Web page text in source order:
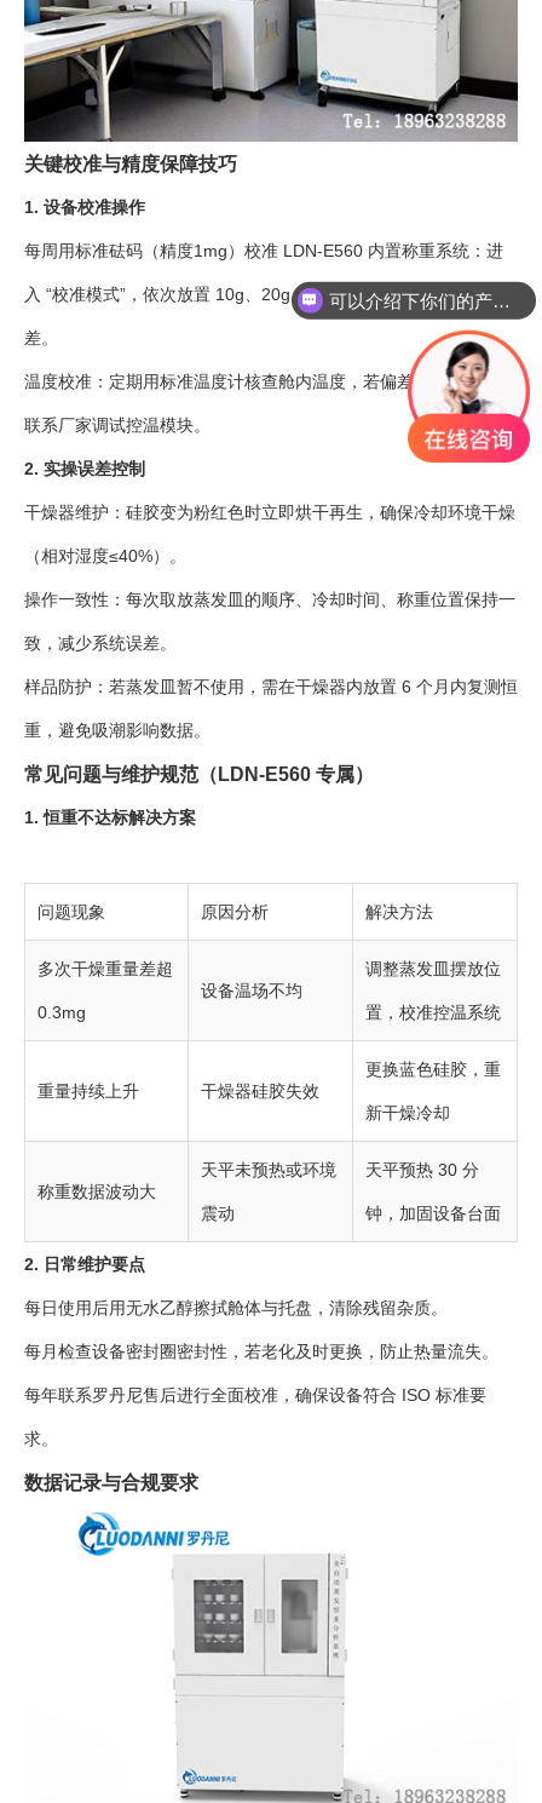
关键校准与精度保障技巧
1. 设备校准操作
每周用标准砝码（精度1mg）校准 LDN-E560 内置称重系统：进
入 “校准模式”，依次放置 10g、20g、50g 砝码，设备自动修正偏
差。
温度校准：定期用标准温度计核查舱内温度，若偏差超过 ±1℃，
联系厂家调试控温模块。
2. 实操误差控制
干燥器维护：硅胶变为粉红色时立即烘干再生，确保冷却环境干燥
（相对湿度≤40%）。
操作一致性：每次取放蒸发皿的顺序、冷却时间、称重位置保持一
致，减少系统误差。
样品防护：若蒸发皿暂不使用，需在干燥器内放置 6 个月内复测恒
重，避免吸潮影响数据。
常见问题与维护规范（LDN-E560 专属）
1. 恒重不达标解决方案
问题现象 原因分析 解决方法
多次干燥重量差超
0.3mg
设备温场不均
调整蒸发皿摆放位
置，校准控温系统
重量持续上升 干燥器硅胶失效
更换蓝色硅胶，重
新干燥冷却
称重数据波动大
天平未预热或环境
震动
天平预热 30 分
钟，加固设备台面
2. 日常维护要点
每日使用后用无水乙醇擦拭舱体与托盘，清除残留杂质。
每月检查设备密封圈密封性，若老化及时更换，防止热量流失。
每年联系罗丹尼售后进行全面校准，确保设备符合 ISO 标准要
求。
数据记录与合规要求
可以介绍下你们的产品么